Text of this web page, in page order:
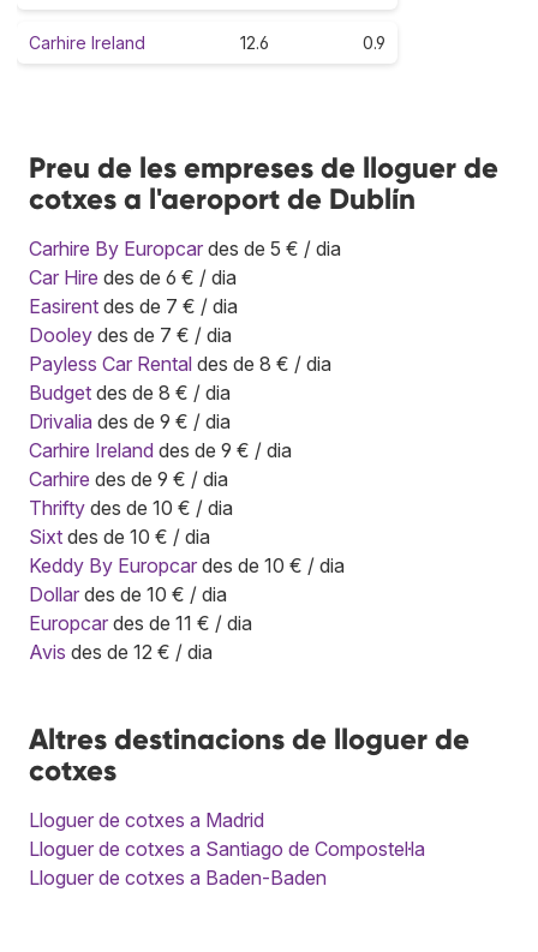
Carhire Ireland 12.6 0.9
Preu de les empreses de lloguer de
cotxes a l'aeroport de Dublín
Carhire By Europcar des de 5 € / dia
Car Hire des de 6 € / dia
Easirent des de 7 € / dia
Dooley des de 7 € / dia
Payless Car Rental des de 8 € / dia
Budget des de 8 € / dia
Drivalia des de 9 € / dia
Carhire Ireland des de 9 € / dia
Carhire des de 9 € / dia
Thrifty des de 10 € / dia
Sixt des de 10 € / dia
Keddy By Europcar des de 10 € / dia
Dollar des de 10 € / dia
Europcar des de 11 € / dia
Avis des de 12 € / dia
Altres destinacions de lloguer de
cotxes
Lloguer de cotxes a Madrid
Lloguer de cotxes a Santiago de Compostel·la
Lloguer de cotxes a Baden-Baden